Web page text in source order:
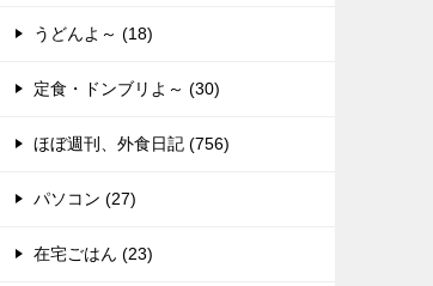
うどんよ～ (18)
定食・ドンブリよ～ (30)
ほぼ週刊、外食日記 (756)
パソコン (27)
在宅ごはん (23)